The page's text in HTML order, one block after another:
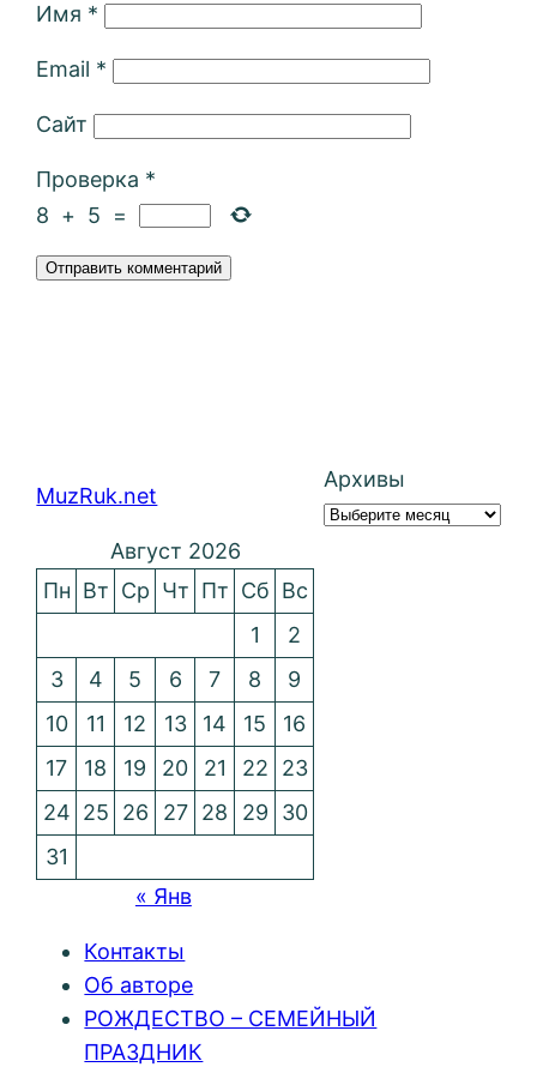
Имя *
Email *
Сайт
Проверка *
8 + 5 =
MuzRuk.net
Архивы
Август 2026
Пн Вт Ср Чт Пт Сб Вс
1
2
3
4 5 6 7 8
9
10
11 12 13 14 15
16
17
18 19 20 21 22
23
24 25 26 27 28 29
30
31
« Янв
Контакты
Об авторе
РОЖДЕСТВО – СЕМЕЙНЫЙ
ПРАЗДНИК